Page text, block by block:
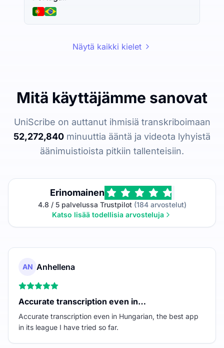
Näytä kaikki kielet
Mitä käyttäjämme sanovat
UniScribe on auttanut ihmisiä transkriboimaan
52,272,840 minuuttia ääntä ja videota lyhyistä
äänimuistioista pitkiin tallenteisiin.
Erinomainen
4.8 / 5 palvelussa Trustpilot(184 arvostelut)
Katso lisää todellisia arvosteluja
AN Anhellena
Accurate transcription even in…
Accurate transcription even in Hungarian, the best app
in its league I have tried so far.